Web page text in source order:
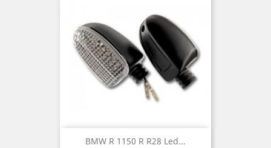
BMW R 1150 R R28 Led...